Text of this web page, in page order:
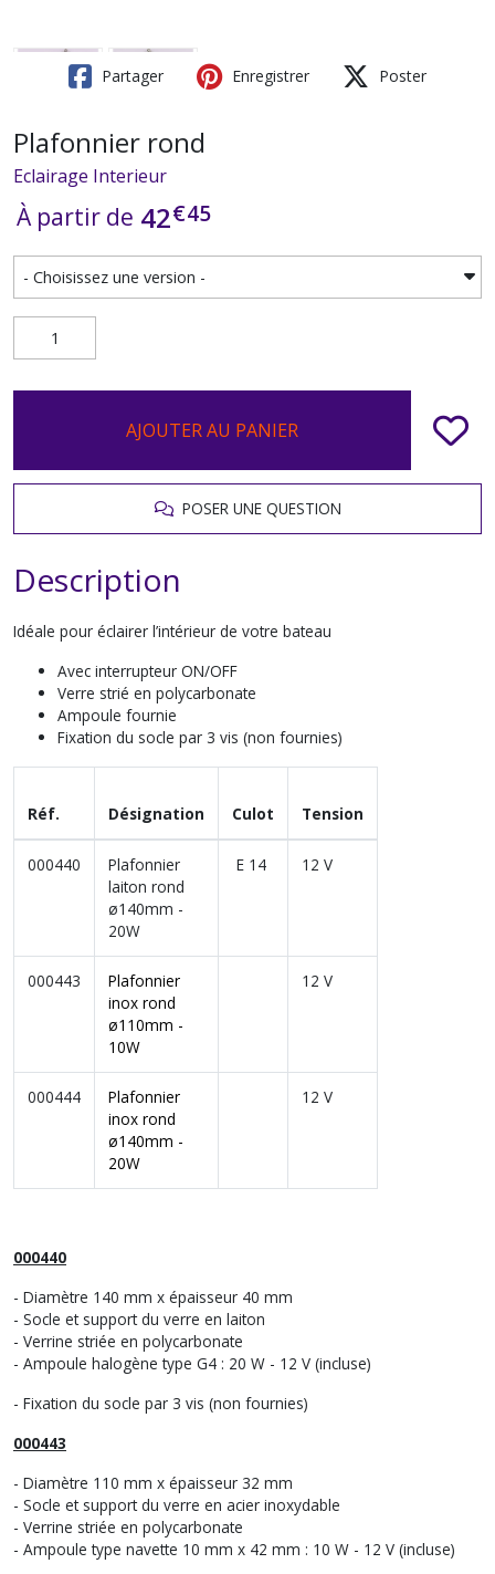
Partager Enregistrer Poster
Plafonnier rond
Eclairage Interieur
À partir de 42€45
AJOUTER AU PANIER
POSER UNE QUESTION
Description
Idéale pour éclairer l’intérieur de votre bateau
Avec interrupteur ON/OFF
Verre strié en polycarbonate
Ampoule fournie
Fixation du socle par 3 vis (non fournies)
Réf. Désignation Culot Tension
000440
Plafonnier
laiton rond
ø140mm -
20W
E 14 12 V
000443
Plafonnier
inox rond
ø110mm -
10W
12 V
000444
Plafonnier
inox rond
ø140mm -
20W
12 V
000440
- Diamètre 140 mm x épaisseur 40 mm
- Socle et support du verre en laiton
- Verrine striée en polycarbonate
- Ampoule halogène type G4 : 20 W - 12 V (incluse)
- Fixation du socle par 3 vis (non fournies)
000443
- Diamètre 110 mm x épaisseur 32 mm
- Socle et support du verre en acier inoxydable
- Verrine striée en polycarbonate
- Ampoule type navette 10 mm x 42 mm : 10 W - 12 V (incluse)